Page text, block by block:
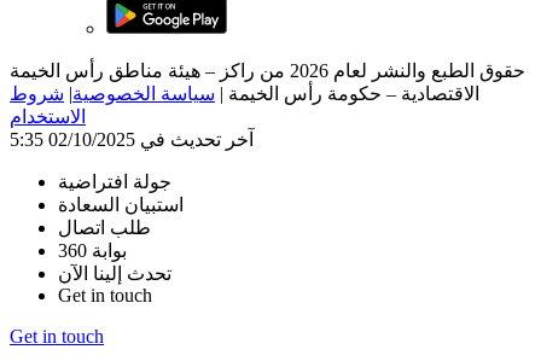
حقوق الطبع والنشر لعام 2026 من راكز – هيئة مناطق رأس الخيمة
الاقتصادية – حكومة رأس الخيمة | سياسة الخصوصية| شروط
الاستخدام
آخر تحديث في 02/10/2025 5:35
جولة افتراضية
استبيان السعادة
طلب اتصال
بوابة 360
تحدث إلينا الآن
Get in touch
Get in touch